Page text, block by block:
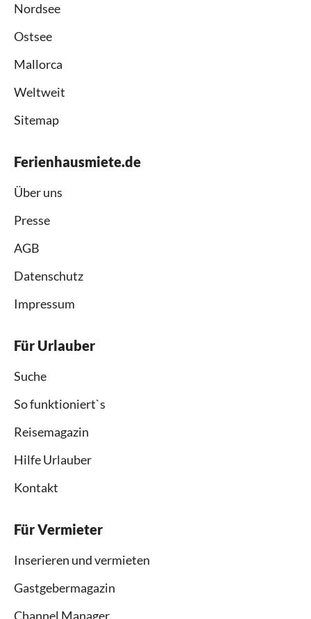
Nordsee
Ostsee
Mallorca
Weltweit
Sitemap
Ferienhausmiete.de
Über uns
Presse
AGB
Datenschutz
Impressum
Für Urlauber
Suche
So funktioniert`s
Reisemagazin
Hilfe Urlauber
Kontakt
Für Vermieter
Inserieren und vermieten
Gastgebermagazin
Channel Manager